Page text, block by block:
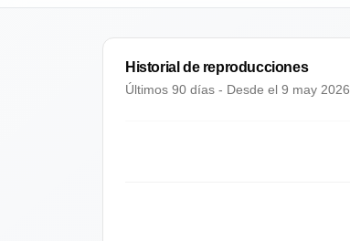
Historial de reproducciones
Últimos 90 días - Desde el 9 may 2026